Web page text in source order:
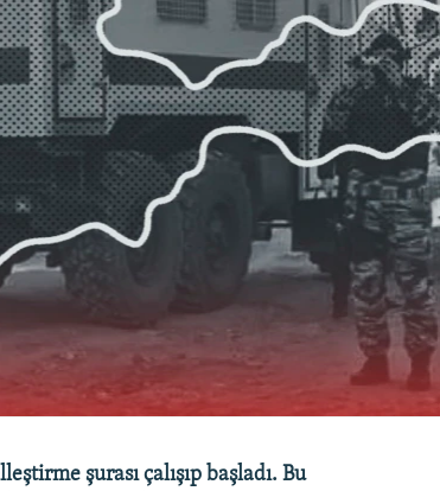
şurası çalışıp başladı. Bu